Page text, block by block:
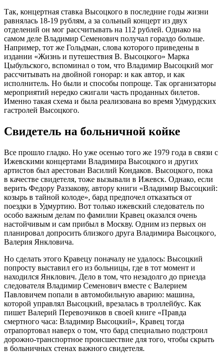
Так, концертная ставка Высоцкого в последние годы жизни
равнялась 18-19 рублям, а за сольный концерт из двух
отделений он мог рассчитывать на 112 рублей. Однако на
самом деле Владимир Семенович получал гораздо больше.
Например, тот же Гольдман, слова которого приведены в
издании «Жизнь и путешествия В. Высоцкого» Марка
Цыбульского, вспоминал о том, что Владимир Высоцкий мог
рассчитывать на двойной гонорар: и как автор, и как
исполнитель. Но были и способы попроще. Так организаторы
мероприятий нередко сжигали часть проданных билетов.
Именно такая схема и была реализована во время Удмурдских
гастролей Высоцкого.
Свидетель на больничной койке
Все прошло гладко. Но уже осенью того же 1979 года в связи с
Ижевскими концертами Владимира Высоцкого и других
артистов был арестован Василий Кондаков. Высоцкого, пока
в качестве свидетеля, тоже вызывали в Ижевск. Однако, если
верить Федору Раззакову, автору книги «Владимир Высоцкий:
козырь в тайной колоде», бард предпочел отказаться от
поездки в Удмуртию. Вот только ижевский следователь по
особо важным делам по фамилии Кравец оказался очень
настойчивым и сам прибыл в Москву. Одним из первых он
планировал допросить близкого друга Владимира Высоцкого,
Валерия Янкловича.
Но сделать этого Кравецу поначалу не удалось: Высоцкий
попросту выставил его из больницы, где в тот момент и
находился Янклович. Дело в том, что незадолго до приезда
следователя Владимир Семенович вместе с Валерием
Павловичем попали в автомобильную аварию: машина,
которой управлял Высоцкий, врезалась в троллейбус. Как
пишет Валерий Перевозчиков в своей книге «Правда
смертного часа: Владимир Высоцкий», Кравец тогда
отрапортовал наверх о том, что бард специально подстроил
дорожно-транспортное происшествие для того, чтобы скрыть
в больничных стенах важного свидетеля.